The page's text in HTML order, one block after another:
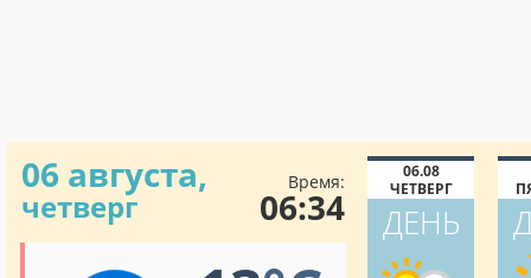
06 августа,
четверг
Время:
06:34
06.08
ЧЕТВЕРГ
ДЕНЬ